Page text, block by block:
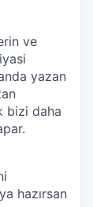
ve
yazan
bizi daha
hazırsan